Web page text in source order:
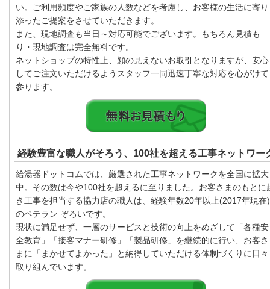
い。ご利用頻度やご家族の人数などを考慮し、お客様の生活に寄り
添ったご提案をさせていただきます。
また、現地調査も当日～対応可能でございます。もちろん見積も
り・現地調査は完全無料です。
ネットショップの特性上、顔の見えないお取引となりますが、安心
してご注文いただけるようスタッフ一同迅速丁寧な対応を心がけて
参ります。
経験豊富な職人がそろう、100社を超える工事ネットワー
給湯器ドットコムでは、厳選された工事ネットワークを全国に拡大
中。その数は今や100社を超えるに至りました。お客さまのもとに
き工事を担当する協力店の職人は、経験年数20年以上(2017年現在)
のベテラン ぞろいです。
現状に満足せず、一層のサービスと技術の向上をめざして「各種安
全教育」「接客マナー研修」「製品研修」を継続的に行い、お客さ
まに「まかせてよかった」と納得していただける体制づくりに日々
取り組んでいます。